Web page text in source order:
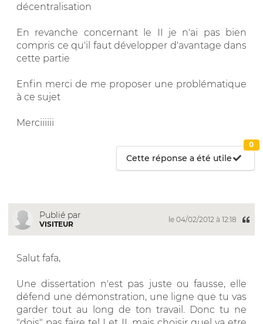
décentralisation
En revanche concernant le II je n'ai pas bien
compris ce qu'il faut développer d'avantage dans
cette partie
Enfin merci de me proposer une problématique
à ce sujet
Merciiiiii
Cette réponse a été utile
0
Publié par
VISITEUR
le 04/02/2012 à 12:18
Salut fafa,
Une dissertation n'est pas juste ou fausse, elle
défend une démonstration, une ligne que tu vas
garder tout au long de ton travail. Donc tu ne